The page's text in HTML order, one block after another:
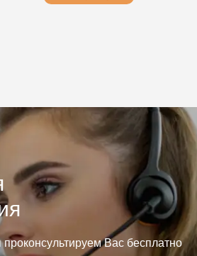
Вас бесплатно